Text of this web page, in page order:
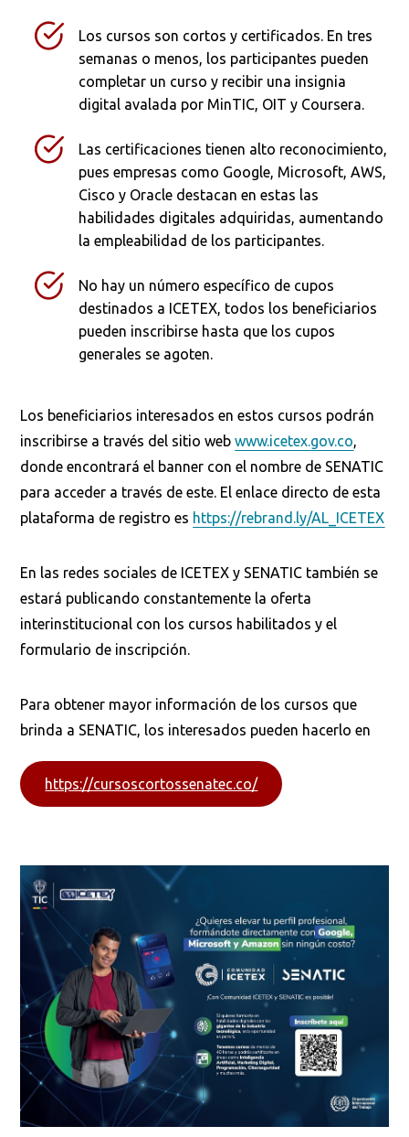
Los cursos son cortos y certificados. En tres
semanas o menos, los participantes pueden
completar un curso y recibir una insignia
digital avalada por MinTIC, OIT y Coursera.
Las certificaciones tienen alto reconocimiento,
pues empresas como Google, Microsoft, AWS,
Cisco y Oracle destacan en estas las
habilidades digitales adquiridas, aumentando
la empleabilidad de los participantes.
No hay un número específico de cupos
destinados a ICETEX, todos los beneficiarios
pueden inscribirse hasta que los cupos
generales se agoten.
Los beneficiarios interesados en estos cursos podrán
inscribirse a través del sitio webwww.icetex.gov.co,
donde encontrará el banner con el nombre de SENATIC
para acceder a través de este. El enlace directo de esta
plataforma de registro es https://rebrand.ly/AL_ICETEX
En las redes sociales de ICETEX y SENATIC también se
estará publicando constantemente la oferta
interinstitucional con los cursos habilitados y el
formulario de inscripción.
Para obtener mayor información de los cursos que
brinda a SENATIC, los interesados pueden hacerlo en
https://cursoscortossenatec.co/